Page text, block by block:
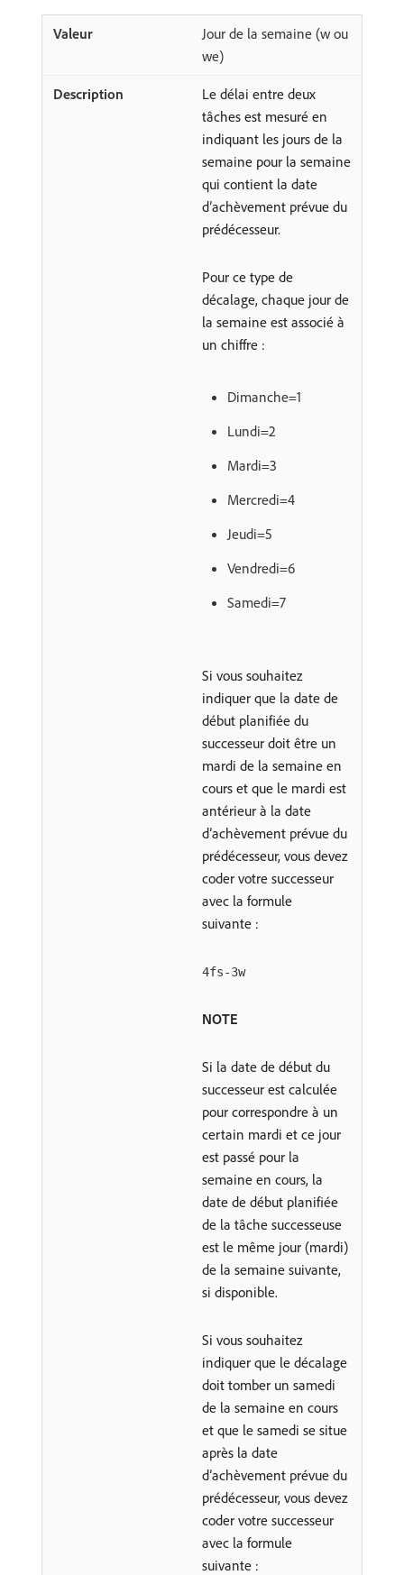
Jour de la semaine (w ou
we)
Le délai entre deux
tâches est mesuré en
indiquant les jours de la
semaine pour la semaine
qui contient la date
d’achèvement prévue du
prédécesseur.
Pour ce type de
décalage, chaque jour de
la semaine est associé à
un chiffre :
Dimanche=1
Lundi=2
Mardi=3
Mercredi=4
Jeudi=5
Vendredi=6
Samedi=7
Si vous souhaitez
indiquer que la date de
début planifiée du
successeur doit être un
mardi de la semaine en
cours et que le mardi est
antérieur à la date
d’achèvement prévue du
prédécesseur, vous devez
coder votre successeur
avec la formule
suivante :
4fs-3w
NOTE
Si la date de début du
successeur est calculée
pour correspondre à un
certain mardi et ce jour
est passé pour la
semaine en cours, la
date de début planifiée
de la tâche successeuse
est le même jour (mardi)
de la semaine suivante,
si disponible.
Si vous souhaitez
indiquer que le décalage
doit tomber un samedi
de la semaine en cours
et que le samedi se situe
après la date
d’achèvement prévue du
prédécesseur, vous devez
coder votre successeur
avec la formule
suivante :